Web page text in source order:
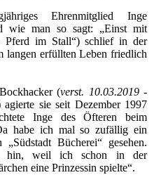
Ehrenmitglied Inge
wie man so sagt: „Einst mit
Pferd im Stall“) schlief in der
langen erfüllten Leben friedlich
(verst. 10.03.2019 -
agierte sie seit Dezember 1997
Inge des Öfteren beim
habe ich mal so zufällig ein
Bücherei“ gesehen.
hin, weil ich schon in der
eine Prinzessin spielte“.